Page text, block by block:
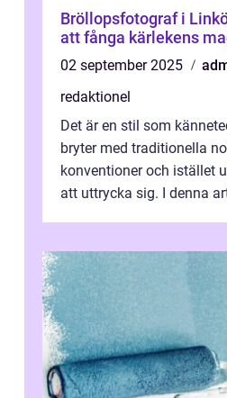
Bröllopsfotograf i
att fånga kärlekens
02 september 2025
redaktionel
Det är en stil som
bryter med traditionella
konventioner och istället
att uttrycka sig. I denna